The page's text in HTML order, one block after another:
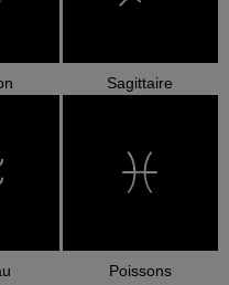
Sagittaire
Poissons